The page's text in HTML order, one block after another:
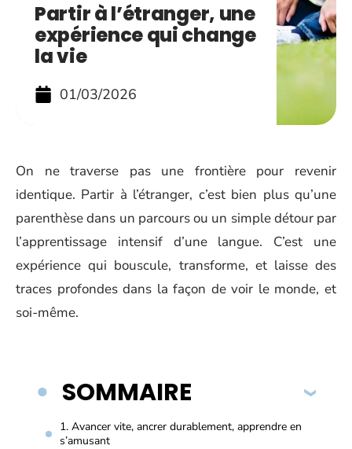
Partir à l’étranger, une
expérience qui change
la vie
01/03/2026
On ne traverse pas une frontière pour revenir
identique. Partir à l’étranger, c’est bien plus qu’une
parenthèse dans un parcours ou un simple détour par
l’apprentissage intensif d’une langue. C’est une
expérience qui bouscule, transforme, et laisse des
traces profondes dans la façon de voir le monde, et
soi-même.
SOMMAIRE
1. Avancer vite, ancrer durablement, apprendre en
s’amusant